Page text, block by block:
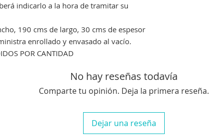
indicarlo a la hora de tramitar su
190 cms de largo, 30 cms de espesor
enrollado y envasado al vacío.
POR CANTIDAD
No hay reseñas todavía
Comparte tu opinión. Deja la primera reseña.
Dejar una reseña